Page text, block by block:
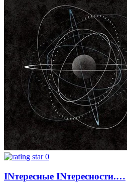
0
INтересные INтересности.…